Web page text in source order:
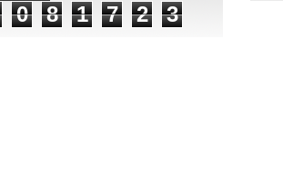
0 8 1 7 2 3